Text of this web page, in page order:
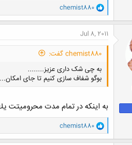
و
ا
ک
ش
ا
chemist880
Jul 8, 2011
chemist880 گفت:
به چی شک داری عزیز........
بوگو شفاف سازی کنیم تا جای
به اينكه در تمام مدت محروميتت
و
ا
ک
chemist880